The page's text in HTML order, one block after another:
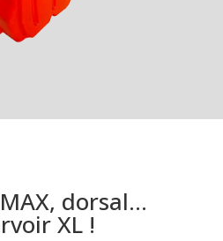
MAX, dorsal…
XL !